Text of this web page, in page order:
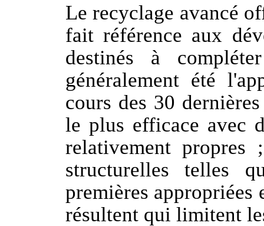
Le recyclage avancé
fait référence aux
destinés à
généralement été
cours des 30
le plus efficace avec
relativement
structurelles telles
premières appropriées
résultent qui limitent